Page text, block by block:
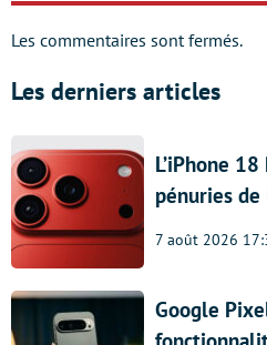
Les commentaires sont fermés.
Les derniers articles
L’iPhone
pénuries de
7 août 2026
Google